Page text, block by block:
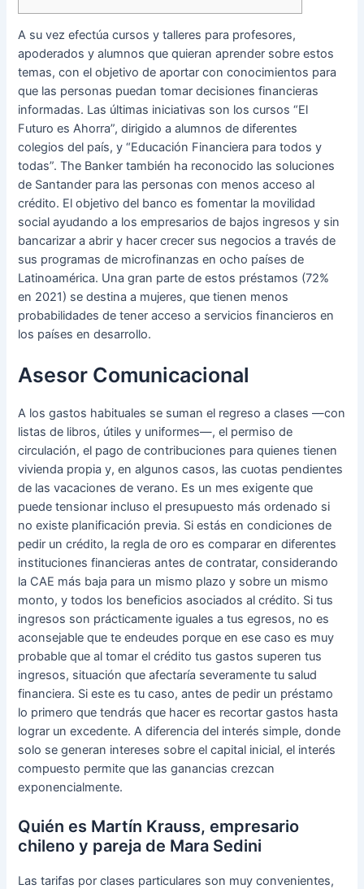
A su vez efectúa cursos y talleres para profesores,
apoderados y alumnos que quieran aprender sobre estos
temas, con el objetivo de aportar con conocimientos para
que las personas puedan tomar decisiones financieras
informadas. Las últimas iniciativas son los cursos “El
Futuro es Ahorra”, dirigido a alumnos de diferentes
colegios del país, y “Educación Financiera para todos y
todas”. The Banker también ha reconocido las soluciones
de Santander para las personas con menos acceso al
crédito. El objetivo del banco es fomentar la movilidad
social ayudando a los empresarios de bajos ingresos y sin
bancarizar a abrir y hacer crecer sus negocios a través de
sus programas de microfinanzas en ocho países de
Latinoamérica. Una gran parte de estos préstamos (72%
en 2021) se destina a mujeres, que tienen menos
probabilidades de tener acceso a servicios financieros en
los países en desarrollo.
Asesor Comunicacional
A los gastos habituales se suman el regreso a clases —con
listas de libros, útiles y uniformes—, el permiso de
circulación, el pago de contribuciones para quienes tienen
vivienda propia y, en algunos casos, las cuotas pendientes
de las vacaciones de verano. Es un mes exigente que
puede tensionar incluso el presupuesto más ordenado si
no existe planificación previa. Si estás en condiciones de
pedir un crédito, la regla de oro es comparar en diferentes
instituciones financieras antes de contratar, considerando
la CAE más baja para un mismo plazo y sobre un mismo
monto, y todos los beneficios asociados al crédito. Si tus
ingresos son prácticamente iguales a tus egresos, no es
aconsejable que te endeudes porque en ese caso es muy
probable que al tomar el crédito tus gastos superen tus
ingresos, situación que afectaría severamente tu salud
financiera. Si este es tu caso, antes de pedir un préstamo
lo primero que tendrás que hacer es recortar gastos hasta
lograr un excedente. A diferencia del interés simple, donde
solo se generan intereses sobre el capital inicial, el interés
compuesto permite que las ganancias crezcan
exponencialmente.
Quién es Martín Krauss, empresario
chileno y pareja de Mara Sedini
Las tarifas por clases particulares son muy convenientes,